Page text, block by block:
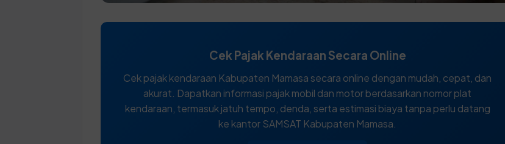
Cek Pajak Kendaraan Secara Online
Cek pajak kendaraan Kabupaten Mamasa secara online dengan mudah, cepat, dan
akurat. Dapatkan informasi pajak mobil dan motor berdasarkan nomor plat
kendaraan, termasuk jatuh tempo, denda, serta estimasi biaya tanpa perlu datang
ke kantor SAMSAT Kabupaten Mamasa.